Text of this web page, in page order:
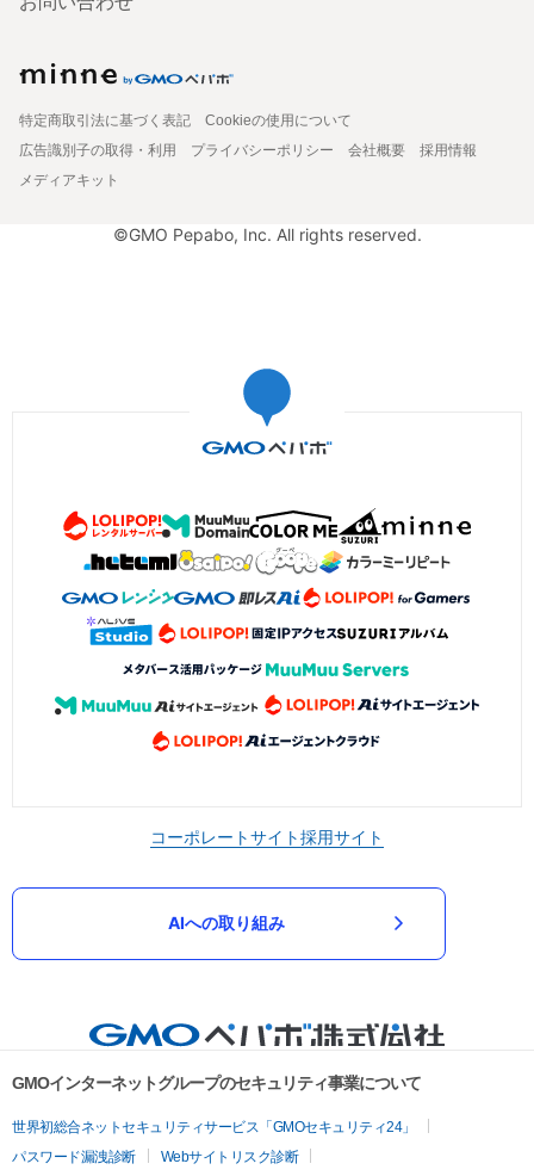
特定商取引法に基づく表記
Cookieの使用について
広告識別子の取得・利用
プライバシーポリシー 会社概要
採用情報
メディアキット
©GMO Pepabo, Inc. All rights reserved.
コーポレートサイト採用サイト
AIへの取り組み
GMOインターネットグループのセキュリティ事業について
世界初総合ネットセキュリティサービス「GMOセキュリティ24」
パスワード漏洩診断
Webサイトリスク診断